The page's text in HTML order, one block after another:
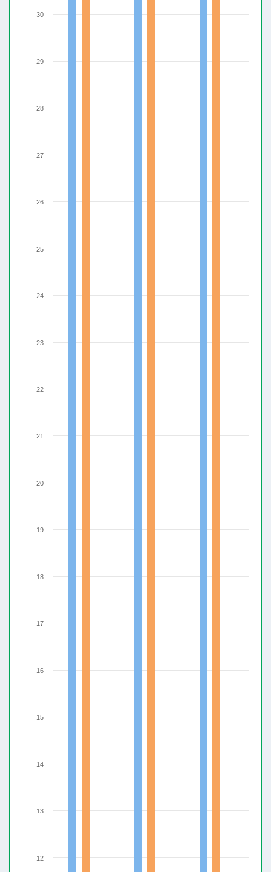
25
12
13
14
15
16
17
18
19
20
21
22
23
24
26
27
28
29
30